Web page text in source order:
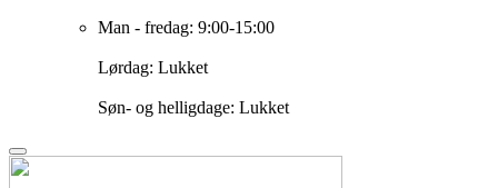
Man - fredag: 9:00-15:00
Lørdag: Lukket
Søn- og helligdage: Lukket